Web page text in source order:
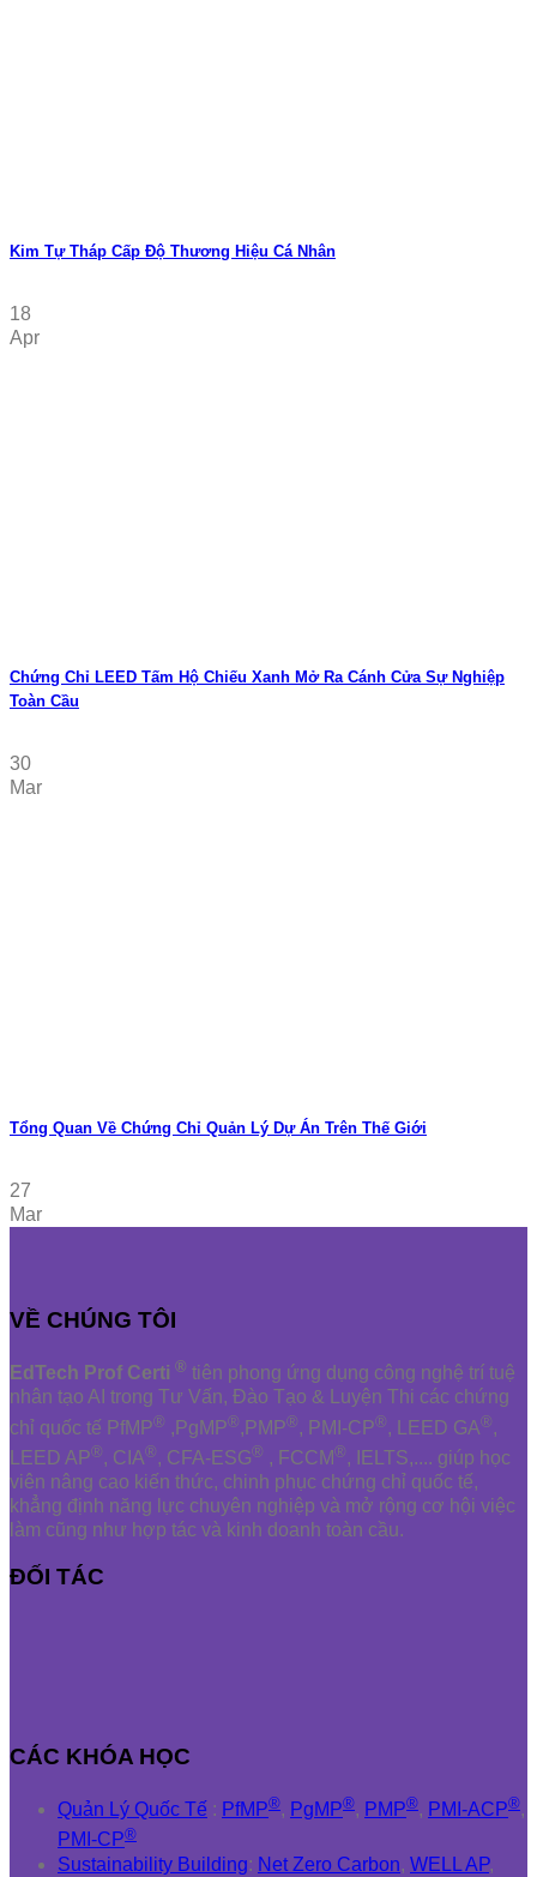
Kim Tự Tháp Cấp Độ Thương Hiệu Cá Nhân
18
Apr
Chứng Chỉ LEED Tấm Hộ Chiếu Xanh Mở Ra Cánh Cửa Sự Nghiệp
Toàn Cầu
30
Mar
Tổng Quan Về Chứng Chỉ Quản Lý Dự Án Trên Thế Giới
27
Mar
VỀ CHÚNG TÔI
EdTech Prof Certi ® tiên phong ứng dụng công nghệ trí tuệ
nhân tạo AI trong Tư Vấn, Đào Tạo & Luyện Thi các chứng
chỉ quốc tế PfMP® ,PgMP®,PMP®, PMI-CP®, LEED GA®,
LEED AP®, CIA®, CFA-ESG® , FCCM®, IELTS,.... giúp học
viên nâng cao kiến thức, chinh phục chứng chỉ quốc tế,
khẳng định năng lực chuyên nghiệp và mở rộng cơ hội việc
làm cũng như hợp tác và kinh doanh toàn cầu.
ĐỐI TÁC
CÁC KHÓA HỌC
Quản Lý Quốc Tế : PfMP®, PgMP®, PMP®, PMI-ACP®,
PMI-CP®
Sustainability Building: Net Zero Carbon, WELL AP,